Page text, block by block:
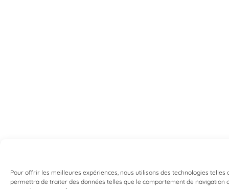
Pour offrir les meilleures expériences, nous utilisons des technologies
permettra de traiter des données telles que le comportement de